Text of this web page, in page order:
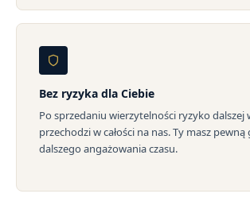
Bez ryzyka dla Ciebie
Po sprzedaniu wierzytelności ryzyko dalszej
przechodzi w całości na nas. Ty masz
dalszego angażowania czasu.